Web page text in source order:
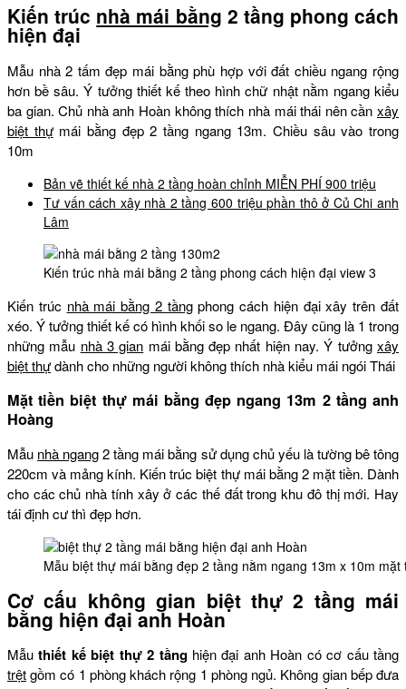
Kiến trúc nhà mái bằng 2 tầng phong cách
hiện đại
Mẫu nhà 2 tấm đẹp mái bằng phù hợp với đất chiều ngang rộng
hơn bề sâu. Ý tưởng thiết kế theo hình chữ nhật nằm ngang kiểu
ba gian. Chủ nhà anh Hoàn không thích nhà mái thái nên cần xây
biệt thựmái bằng đẹp 2 tầng ngang 13m. Chiều sâu vào trong
10m
Bản vẽ thiết kế nhà 2 tầng hoàn chỉnh MIỄN PHÍ 900 triệu
Tư vấn cách xây nhà 2 tầng 600 triệu phần thô ở Củ Chi anh
Lâm
Kiến trúc nhà mái bằng 2 tầng phong cách hiện đại view 3
Kiến trúc nhà mái bằng 2 tầngphong cách hiện đại xây trên đất
xéo. Ý tưởng thiết kế có hình khối so le ngang. Đây cũng là 1 trong
những mẫu nhà 3 gian mái bằng đẹp nhất hiện nay. Ý tưởngxây
biệt thựdành cho những người không thích nhà kiểu mái ngói Thái
Mặt tiền biệt thự mái bằng đẹp ngang 13m 2 tầng anh
Hoàng
Mẫu nhà ngang2 tầng mái bằng sử dụng chủ yếu là tường bê tông
220cm và mảng kính. Kiến trúc biệt thự mái bằng 2 mặt tiền. Dành
cho các chủ nhà tính xây ở các thế đất trong khu đô thị mới. Hay
tái định cư thì đẹp hơn.
Mẫu biệt thự mái bằng đẹp 2 tầng nằm ngang 13m x 10m mặt
Cơ cấu không gian biệt thự 2 tầng mái
bằng hiện đại anh Hoàn
Mẫuthiết kế biệt thự 2 tầnghiện đại anh Hoàn có cơ cấu tầng
trệtgồm có 1 phòng khách rộng 1 phòng ngủ. Không gian bếp đưa